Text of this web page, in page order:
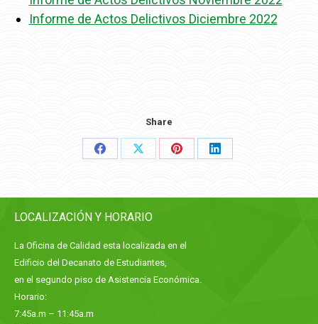
Informe de Actos Delictivos Diciembre 2022
Share
Share
Facebook
Share
X
Share
Pinterest
Share
LinkedIn
LOCALIZACIÓN Y HORARIO
La Oficina de Calidad esta localizada en el
Edificio del Decanato de Estudiantes,
en el segundo piso de Asistencia Económica.
Horario:
7:45a.m – 11:45a.m